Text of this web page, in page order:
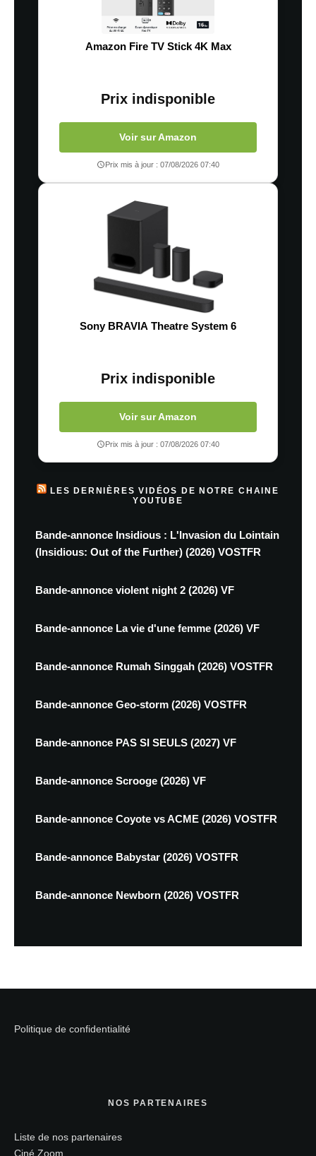
Amazon Fire TV Stick 4K Max
Prix indisponible
Voir sur Amazon
Prix mis à jour : 07/08/2026 07:40
Sony BRAVIA Theatre System 6
Prix indisponible
Voir sur Amazon
Prix mis à jour : 07/08/2026 07:40
LES DERNIÈRES VIDÉOS DE NOTRE CHAINE
YOUTUBE
Bande-annonce Insidious : L'Invasion du Lointain
(Insidious: Out of the Further) (2026) VOSTFR
Bande-annonce violent night 2 (2026) VF
Bande-annonce La vie d'une femme (2026) VF
Bande-annonce Rumah Singgah (2026) VOSTFR
Bande-annonce Geo-storm (2026) VOSTFR
Bande-annonce PAS SI SEULS (2027) VF
Bande-annonce Scrooge (2026) VF
Bande-annonce Coyote vs ACME (2026) VOSTFR
Bande-annonce Babystar (2026) VOSTFR
Bande-annonce Newborn (2026) VOSTFR
Politique de confidentialité
NOS PARTENAIRES
Liste de nos partenaires
Ciné Zoom